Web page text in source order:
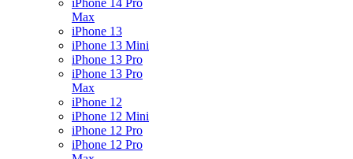
iPhone 14 Pro
Max
iPhone 13
iPhone 13 Mini
iPhone 13 Pro
iPhone 13 Pro
Max
iPhone 12
iPhone 12 Mini
iPhone 12 Pro
iPhone 12 Pro